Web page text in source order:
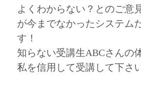
よくわからない？とのご意
が今までなかったシステム
す！
知らない受講生ABCさんの
私を信用して受講して下さい